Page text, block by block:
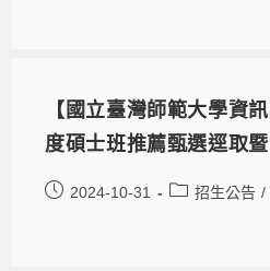
【國立臺灣師範大學資
度碩士班推薦甄選逕取暨
2024-10-31 招生公告 /